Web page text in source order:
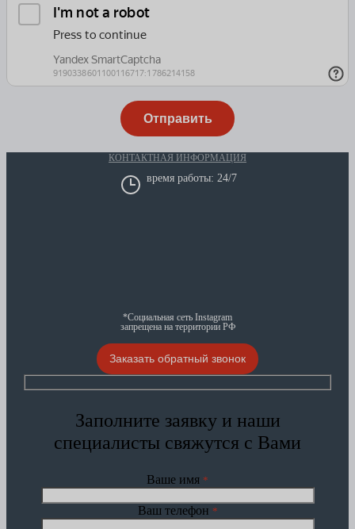
КОНТАКТНАЯ ИНФОРМАЦИЯ
время работы: 24/7
*Социальная сеть Instagram
запрещена на территории РФ
Заказать обратный звонок
Заполните заявку и наши
специалисты свяжутся с Вами
Ваше имя *
Ваш телефон *